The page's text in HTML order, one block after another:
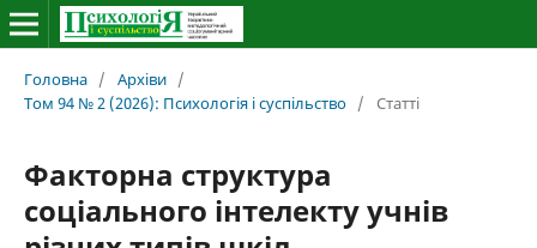
Головна / Архіви /
Том 94 № 2 (2026): Психологія і суспільство / Статті
Факторна структура
соціального інтелекту учнів